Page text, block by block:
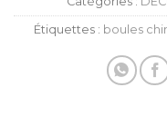
Étiquettes : boules